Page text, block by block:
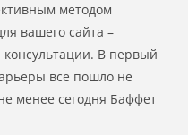
методом
вашего сайта –
консультации. В первый
все пошло не
менее сегодня Баффет